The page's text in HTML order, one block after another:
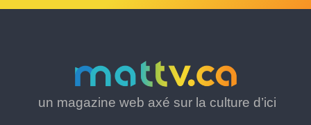
un magazine web axé sur la culture d’ici